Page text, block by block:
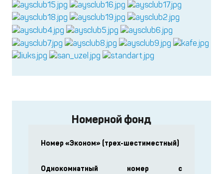
Номерной фонд
Номер «Эконом» (трех-шестиместный)
Однокомнатный номер с